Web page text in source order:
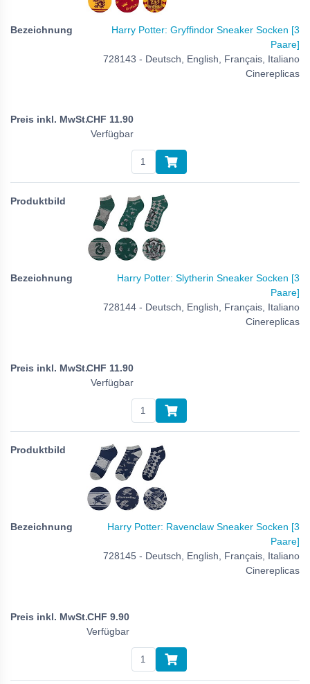
Harry Potter: Gryffindor Sneaker Socken [3
Paare]
728143 - Deutsch, English, Français, Italiano
Cinereplicas
CHF 11.90
Verfügbar
Harry Potter: Slytherin Sneaker Socken [3
Paare]
728144 - Deutsch, English, Français, Italiano
Cinereplicas
CHF 11.90
Verfügbar
Harry Potter: Ravenclaw Sneaker Socken [3
Paare]
728145 - Deutsch, English, Français, Italiano
Cinereplicas
CHF 9.90
Verfügbar